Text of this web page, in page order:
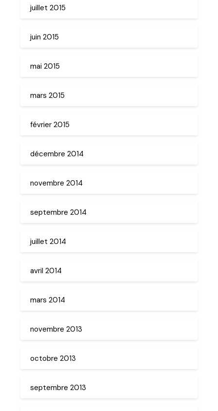
juillet 2015
juin 2015
mai 2015
mars 2015
février 2015
décembre 2014
novembre 2014
septembre 2014
juillet 2014
avril 2014
mars 2014
novembre 2013
octobre 2013
septembre 2013